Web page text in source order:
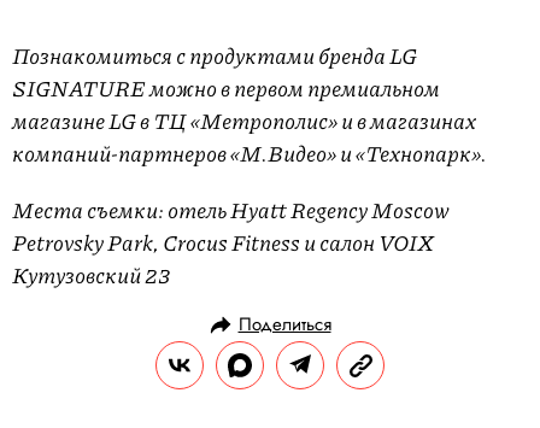
Познакомиться с продуктами бренда LG
SIGNATURE можно в первом премиальном
магазине LG в ТЦ «Метрополис» и в магазинах
компаний-партнеров «М.Видео» и «Технопарк».
Места съемки: отель Hyatt Regency Moscow
Petrovsky Park, Crocus Fitness и салон VOIX
Кутузовский 23
Поделиться